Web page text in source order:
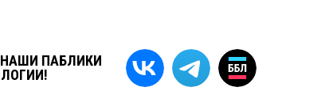
ПАБЛИКИ